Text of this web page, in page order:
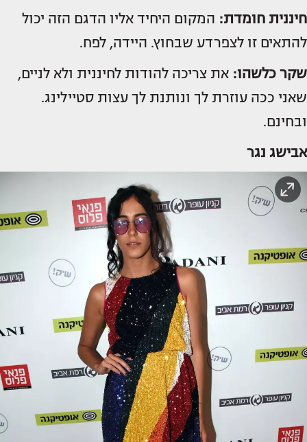
חיננית חומדת: המקום היחיד אליו הדגם הזה יכול
להתאים זו לצפרדע שבחוץ. היידה, לפח.
שקר כלשהו: את צריכה להודות לחיננית ולא לניים,
שאני ככה עוזרת לך ונותנת לך עצות סטיילינג.
ובחינם.
אבישג נגר